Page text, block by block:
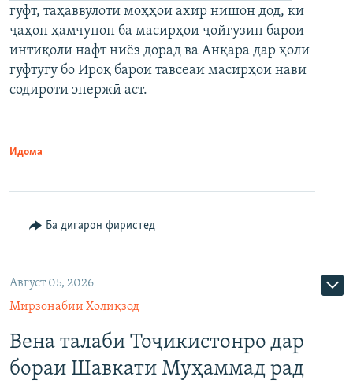
гуфт, таҳаввулоти моҳҳои ахир нишон дод, ки
ҷаҳон ҳамчунон ба масирҳои ҷойгузин барои
интиқоли нафт ниёз дорад ва Анқара дар ҳоли
гуфтугӯ бо Ироқ барои тавсеаи масирҳои нави
содироти энержӣ аст.
Идома
Ба дигарон фиристед
Август 05, 2026
Мирзонабии Холиқзод
Вена талаби Тоҷикистонро дар
бораи Шавкати Муҳаммад рад